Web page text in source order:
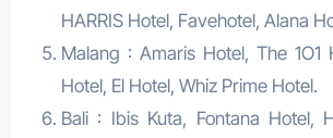
HARRIS Hotel, Favehotel, Alana
Malang : Amaris Hotel, The 1O1
Hotel, El Hotel, Whiz Prime Hotel.
Bali : Ibis Kuta, Fontana Hotel,